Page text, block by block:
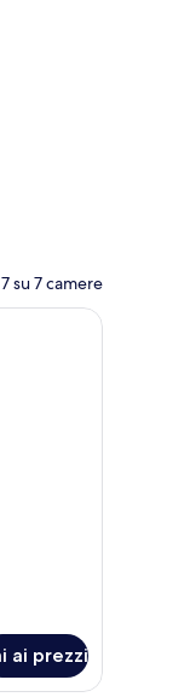
settimana, ago 14
su 7 camere
cura, con copripiumino
ai prezzi